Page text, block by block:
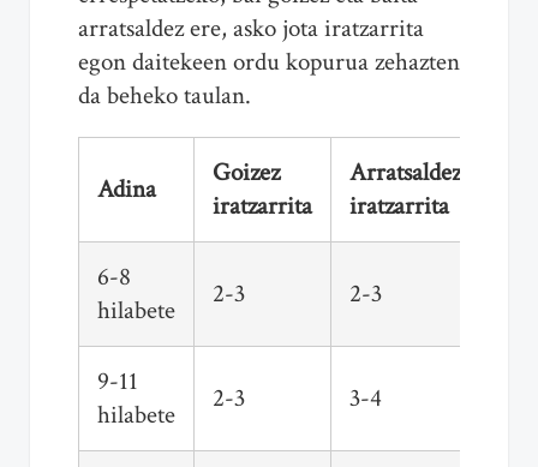
arratsaldez ere, asko jota iratzarrita
egon daitekeen ordu kopurua zehazten
da beheko taulan.
Adina
Goizez
iratzarrita
Arratsaldez
iratzarrita
6-8
hilabete
2-3 2-3
9-11
hilabete
2-3 3-4